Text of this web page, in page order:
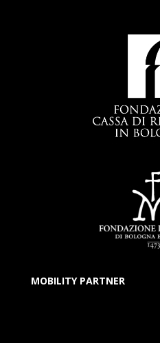
MOBILITY PARTNER